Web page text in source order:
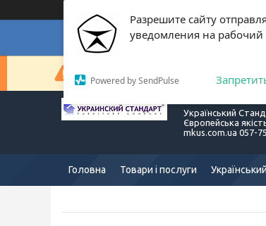
Разрешите сайту
уведомления на рабочий
Powered by SendPulse
Сейчас компания не может быстро
Український
Європейська
mkus.com.ua 057-
Головна Товари і послуги